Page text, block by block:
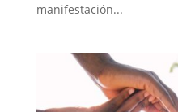
manifestación...